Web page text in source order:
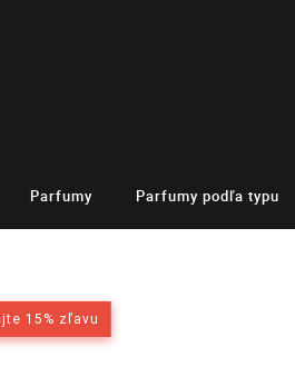
Parfumy Parfumy podľa typu
15% zľavu
15% zľavu